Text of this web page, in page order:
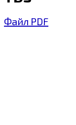
Файл PDF